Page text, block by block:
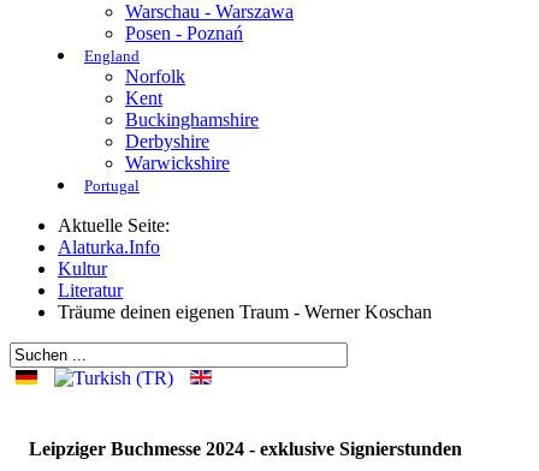
Warschau - Warszawa
Posen - Poznań
England
Norfolk
Kent
Buckinghamshire
Derbyshire
Warwickshire
Portugal
Aktuelle Seite:
Alaturka.Info
Kultur
Literatur
Träume deinen eigenen Traum - Werner Koschan
Leipziger Buchmesse 2024 - exklusive Signierstunden